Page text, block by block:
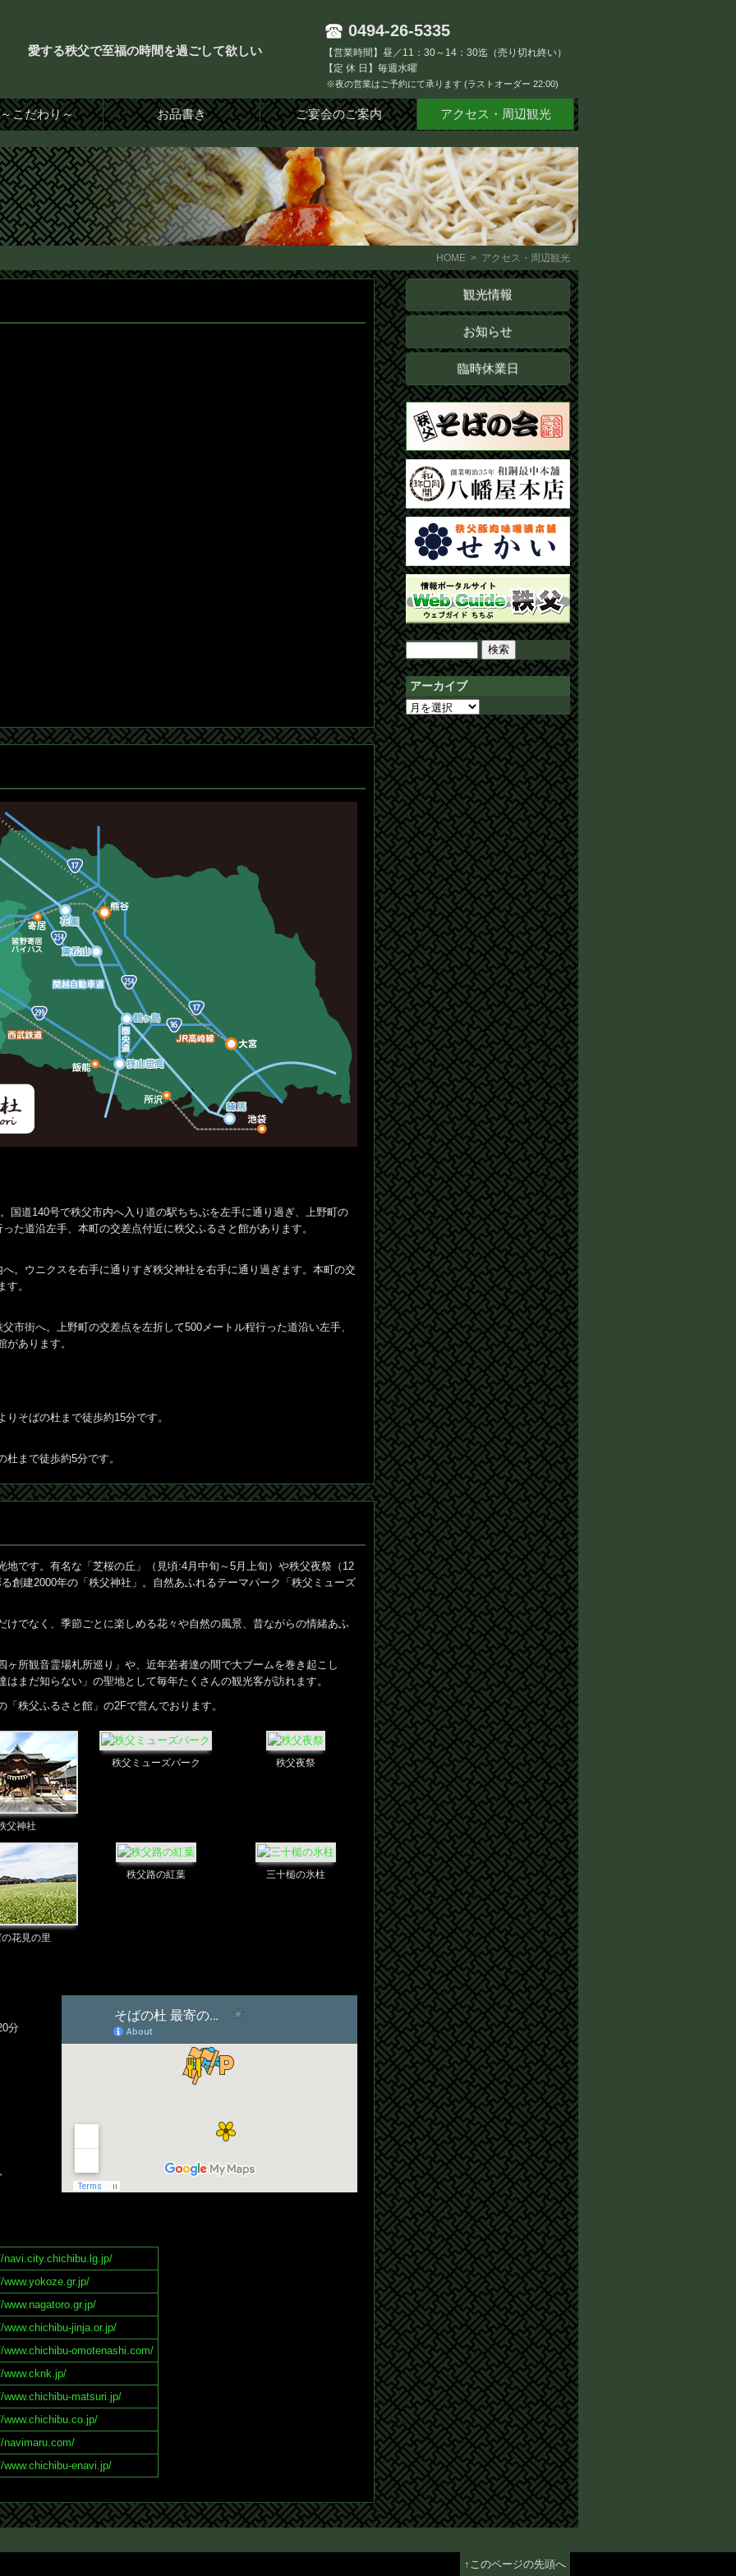
愛する秩父で至福の時間を過ごして欲しい
0494-26-5335
【営業時間】昼／11：30～14：30迄（売り切れ終い）
【定 休 日】毎週水曜
※夜の営業はご予約にて承ります (ラストオーダー 22:00)
こだわり～ お品書き ご宴会のご案内 アクセス・周辺観光
HOME > アクセス・周辺観光
観光情報
お知らせ
臨時休業日
検
索:
アーカイブ
ア
ー
カ
イ
ブ
国道140号で秩父市内へ入り道の駅ちちぶを左手に通り過ぎ、上野町の
た道沿左手、本町の交差点付近に秩父ふるさと館があります。
。ウニクスを右手に通りすぎ秩父神社を右手に通り過ぎます。本町の交
。
市街へ。上野町の交差点を左折して500メートル程行った道沿い左手、
あります。
そばの杜まで徒歩約15分です。
まで徒歩約5分です。
地です。有名な「芝桜の丘」（見頃:4月中旬～5月上旬）や秩父夜祭（12
創建2000年の「秩父神社」。自然あふれるテーマパーク「秩父ミューズ
けでなく、季節ごとに楽しめる花々や自然の風景、昔ながらの情緒あふ
ヶ所観音霊場札所巡り」や、近年若者達の間で大ブームを巻き起こし
まだ知らない」の聖地として毎年たくさんの観光客が訪れます。
秩父ふるさと館」の2Fで営んでおります。
父神社
秩父ミューズパーク 秩父夜祭
花見の里
秩父路の紅葉 三十槌の氷柱
navi.city.chichibu.lg.jp/
www.yokoze.gr.jp/
www.nagatoro.gr.jp/
www.chichibu-jinja.or.jp/
www.chichibu-omotenashi.com/
www.cknk.jp/
www.chichibu-matsuri.jp/
www.chichibu.co.jp/
navimaru.com/
www.chichibu-enavi.jp/
↑このページの先頭へ